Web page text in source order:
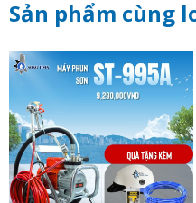
Sản phẩm cùng